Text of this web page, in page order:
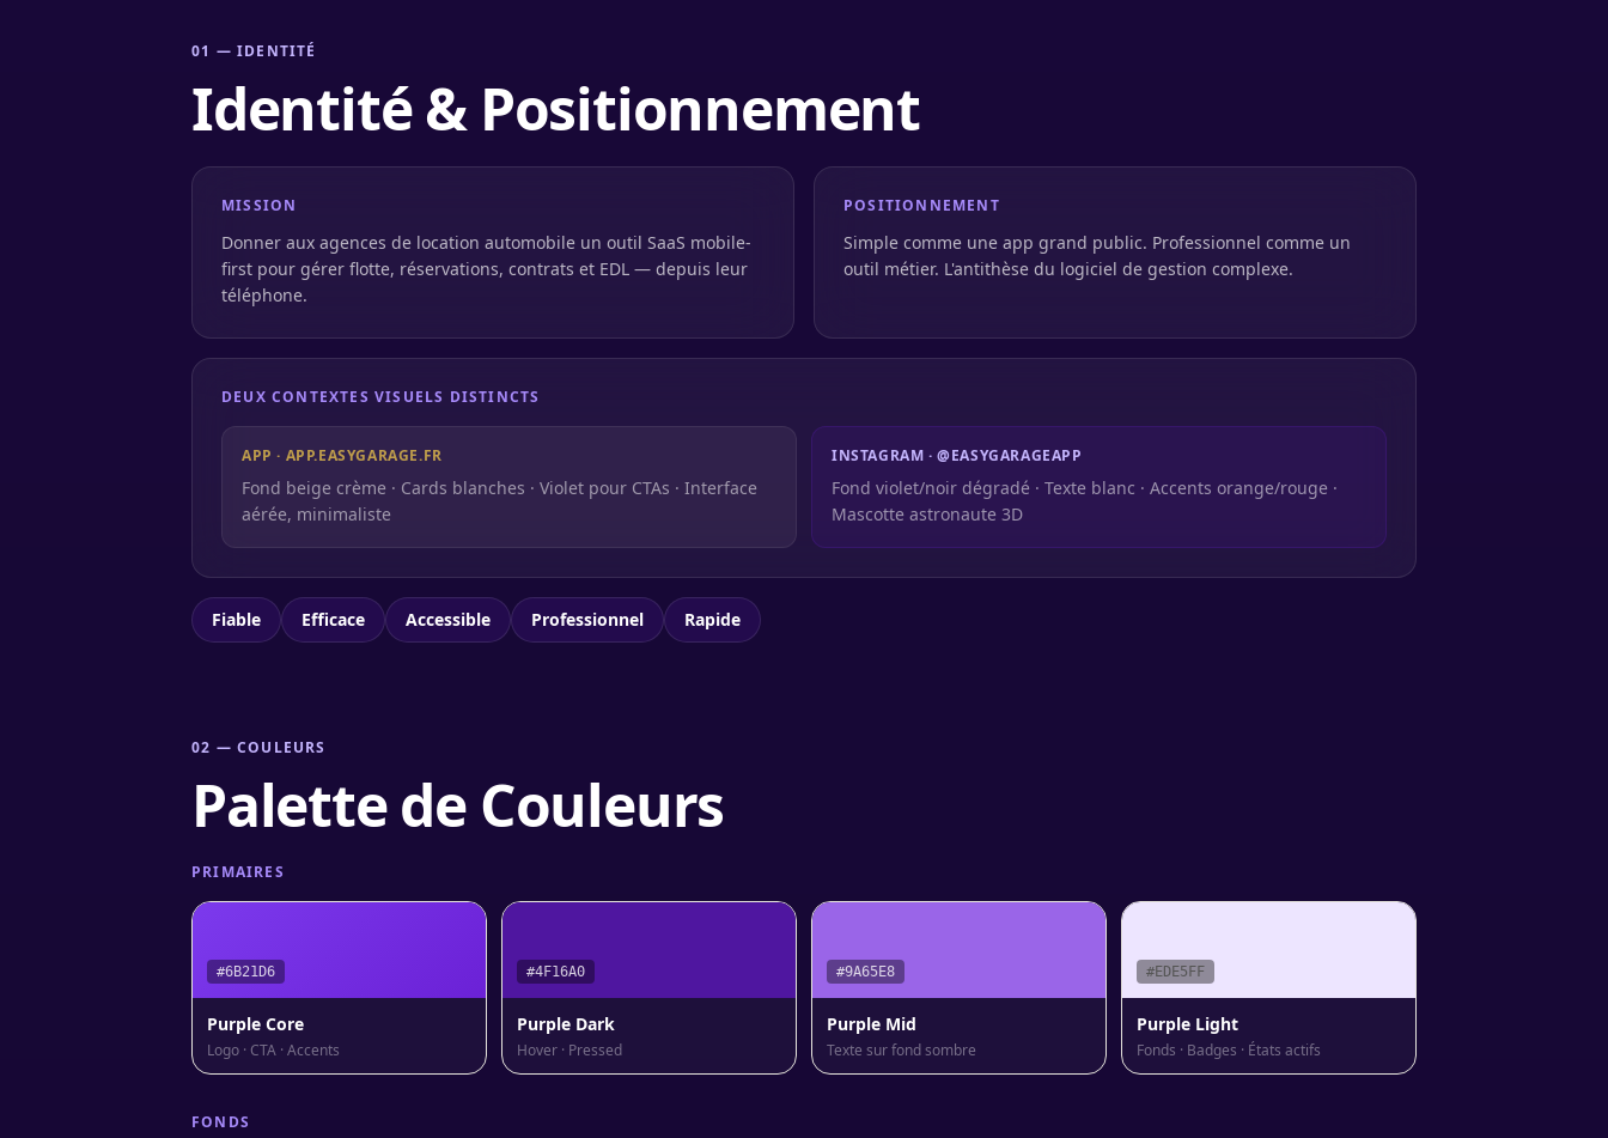
01 —IDENTITÉ
Identité & Positionnement
MISSION
Donner aux agences de location automobile un outil SaaS mobile-
first pour gérer flotte, réservations, contrats et EDL — depuis leur
téléphone.
POSITIONNEMENT
Simple comme une app grand public. Professionnel comme un
outil métier. L'antithèse du logiciel de gestion complexe.
DEUX CONTEXTES VISUELS DISTINCTS
APP · APP.EASYGARAGE.FR
Fond beige crème · Cards blanches · Violet pour CTAs · Interface
aérée, minimaliste
INSTAGRAM · @EASYGARAGEAPP
Fond violet/noir dégradé · Texte blanc · Accents orange/rouge ·
Mascotte astronaute 3D
Fiable Efficace Accessible Professionnel Rapide
02 —COULEURS
Palette de Couleurs
PRIMAIRES
#6B21D6
Purple Core
Logo · CTA · Accents
#4F16A0
Purple Dark
Hover · Pressed
#9A65E8
Purple Mid
Texte sur fond sombre
#EDE5FF
Purple Light
Fonds · Badges · États actifs
FONDS